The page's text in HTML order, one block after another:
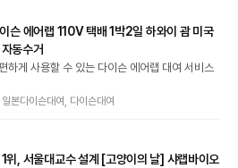
슨 에어랩 110V 택배 1박2일 하와이 괌 미국
동수거
하게 사용할 수 있는 다이슨 에어랩 대여 서비스
본다이슨대여, 다이슨대여
위, 서울대교수 설계 [고양이의 날] 샤랩바이오